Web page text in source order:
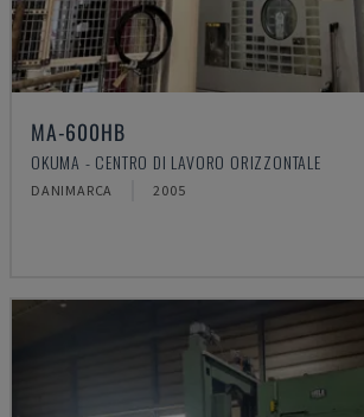
MA-600HB
OKUMA - CENTRO DI LAVORO ORIZZONTALE
DANIMARCA 2005